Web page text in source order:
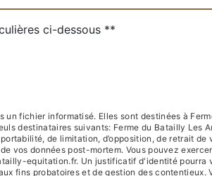
ci-dessous **
fichier informatisé. Elles sont destinées à
destinataires suivants: Ferme du Batailly Les
de limitation, d’opposition, de retrait de
vos données post-mortem. Vous pouvez
equitation.fr. Un justificatif d'identité pourra
fins probatoires et de gestion des contentieux.